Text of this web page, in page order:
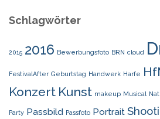
Schlagwörter
2015 2016 Bewerbungsfoto BRN cloud
FestivalAfter Geburtstag Handwerk Harfe
Konzert Kunst makeup Musical
Party Passbild Passfoto Portrait